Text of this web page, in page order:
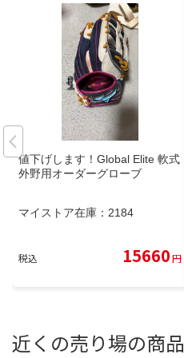
値下げします！Global Elite 軟式
外野用オーダーグローブ
マイストア在庫： 2184
税込 15660円
近くの売り場の商品